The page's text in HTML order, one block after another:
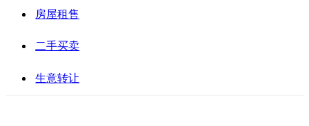
房屋租售
二手买卖
生意转让